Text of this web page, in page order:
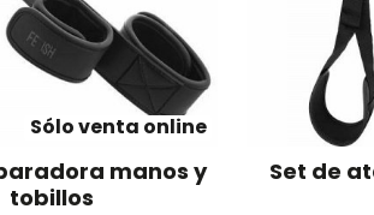
Sólo venta online
manos y
tobillos
Set de